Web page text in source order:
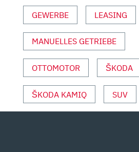
UTO M
OTOR U
ND S
PORT“ V
OUTUBE A
NZEIGEN
GEWERBE LEASING
MANUELLES GETRIEBE
OTTOMOTOR ŠKODA
ŠKODA KAMIQ SUV